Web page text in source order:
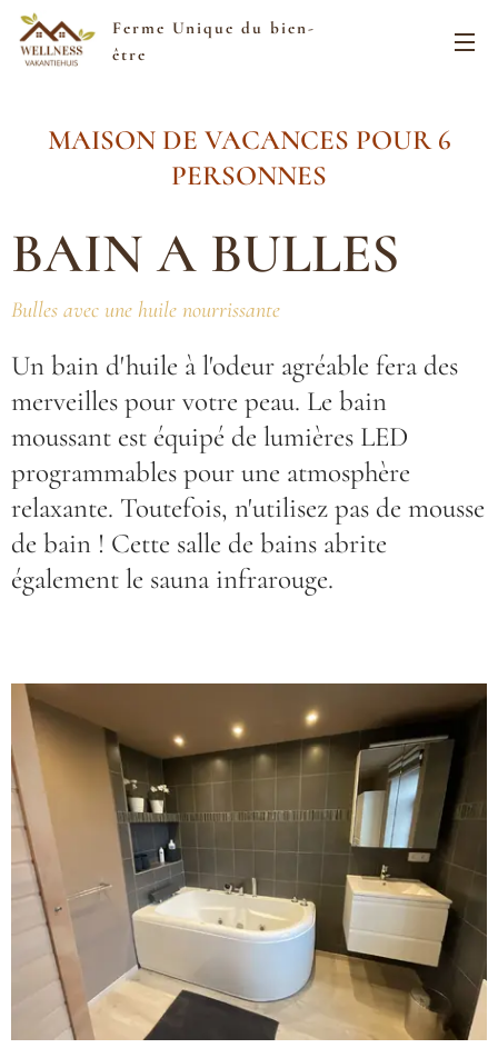
Ferme Unique du bien-
être
MAISON DE VACANCES POUR 6
PERSONNES
BAIN A BULLES
Bulles avec une huile nourrissante
Un bain d'huile à l'odeur agréable fera des
merveilles pour votre peau. Le bain
moussant est équipé de lumières LED
programmables pour une atmosphère
relaxante. Toutefois, n'utilisez pas de mousse
de bain ! Cette salle de bains abrite
également le sauna infrarouge.